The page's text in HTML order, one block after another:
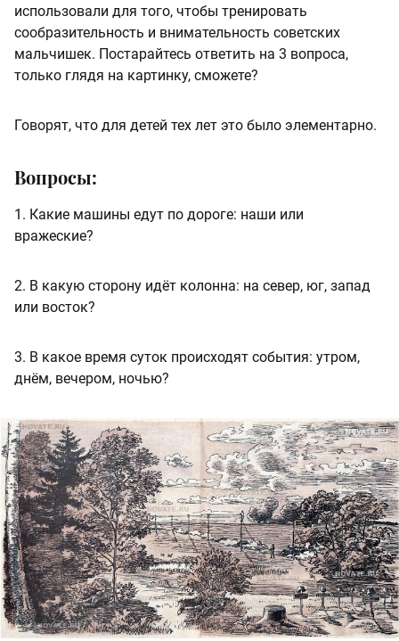
использовали для того, чтобы тренировать
сообразительность и внимательность советских
мальчишек. Постарайтесь ответить на 3 вопроса,
только глядя на картинку, сможете?
Говорят, что для детей тех лет это было элементарно.
Вопросы:
1. Какие машины едут по дороге: наши или
вражеские?
2. В какую сторону идёт колонна: на север, юг, запад
или восток?
3. В какое время суток происходят события: утром,
днём, вечером, ночью?